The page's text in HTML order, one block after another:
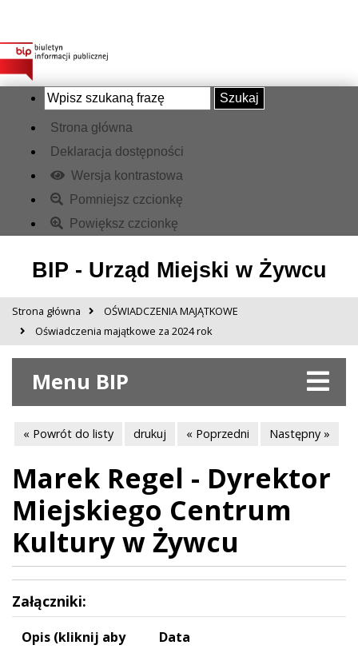
Szukaj
Strona główna
Deklaracja dostępności
Wersja kontrastowa
Pomniejsz czcionkę
Powiększ czcionkę
BIP - Urząd Miejski w Żywcu
Strona główna
OŚWIADCZENIA MAJĄTKOWE
Oświadczenia majątkowe za 2024 rok
Menu BIP
« Powrót do listy drukuj « Poprzedni Następny »
Marek Regel - Dyrektor
Miejskiego Centrum
Kultury w Żywcu
Załączniki:
Opis (kliknij aby
Data